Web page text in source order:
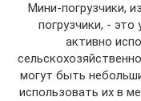
Мини-погрузчики,
погрузчики, - это
активно
могут быть
использовать их в